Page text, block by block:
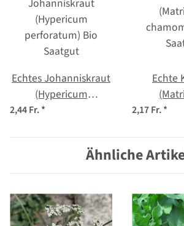
Echtes Johanniskraut
(Hypericum
perforatum) Bio
2,44 Fr.*
Echte
2,17 Fr.*
Ähnliche